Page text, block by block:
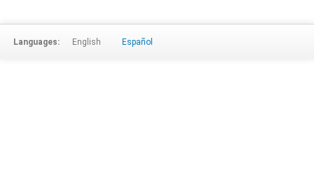
Languages: English Español